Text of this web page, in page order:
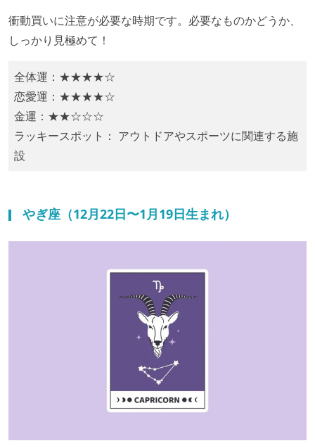
衝動買いに注意が必要な時期です。必要なものかどうか、
しっかり見極めて！​​
全体運：★★★★☆
恋愛運：★★★★☆
金運：★★☆☆☆
ラッキースポット： アウトドアやスポーツに関連する施
設
やぎ座（12月22日〜1月19日生まれ）